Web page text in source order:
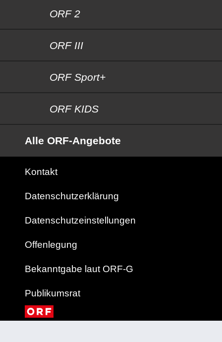
ORF 2
ORF III
ORF Sport+
ORF KIDS
Alle ORF-Angebote
Kontakt
Datenschutzerklärung
Datenschutzeinstellungen
Offenlegung
Bekanntgabe laut ORF-G
Publikumsrat